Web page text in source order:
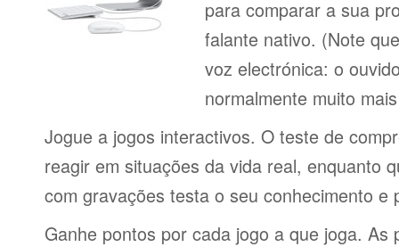
para comparar a sua
falante nativo. (Note
voz electrónica: o
normalmente muito
Jogue a jogos interactivos. O teste de
reagir em situações da vida real, enquanto
com gravações testa o seu conhecimento e
Ganhe pontos por cada jogo a que joga. As